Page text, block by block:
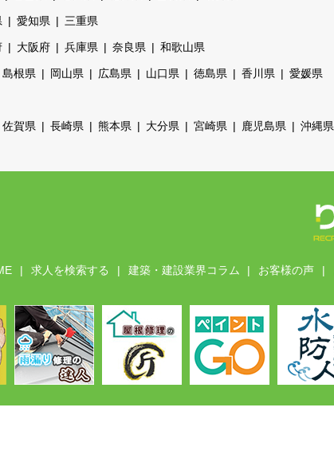
愛知県 三重県
大阪府 兵庫県 奈良県 和歌山県
島根県 岡山県 広島県 山口県 徳島県 香川県 愛媛県
佐賀県 長崎県 熊本県 大分県 宮崎県 鹿児島県 沖縄県
求人を検索する 建築・建設業界コラム お客様の声